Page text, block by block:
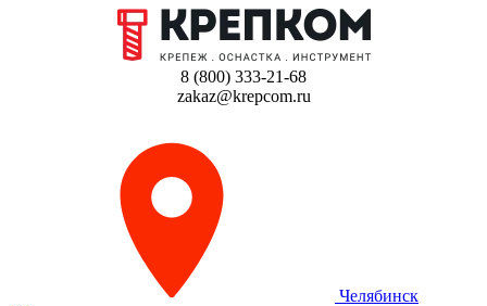
8 (800) 333-21-68
zakaz@krepcom.ru
Челябинск